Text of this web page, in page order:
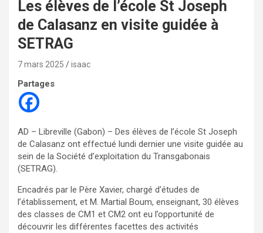
Les élèves de l’école St Joseph
de Calasanz en visite guidée à
SETRAG
7 mars 2025 isaac
Partages
AD – Libreville (Gabon) – Des élèves de l’école St Joseph
de Calasanz ont effectué lundi dernier une visite guidée au
sein de la Société d’exploitation du Transgabonais
(SETRAG).
Encadrés par le Père Xavier, chargé d’études de
l’établissement, et M. Martial Boum, enseignant, 30 élèves
des classes de CM1 et CM2 ont eu l’opportunité de
découvrir les différentes facettes des activités